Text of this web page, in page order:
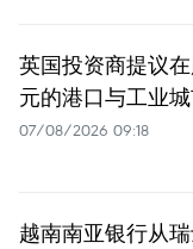
英国投资商提议
元的港口与工业
07/08/2026 09:18
越南南亚银行从